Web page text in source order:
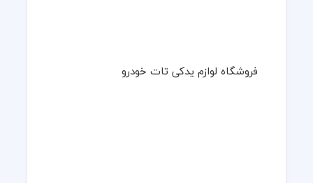
فروشگاه لوازم یدکی تات خودرو